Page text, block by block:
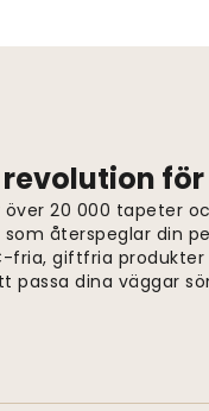
revolution
över 20 000 tapeter
återspeglar din
fria, giftfria
passa dina väggar